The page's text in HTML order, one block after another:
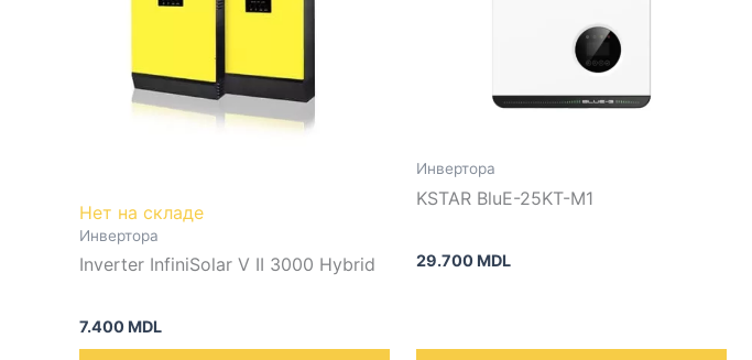
Нет на складе
Инвертора
Inverter InfiniSolar V II 3000 Hybrid
7.400 MDL
Инвертора
KSTAR BluE-25KT-M1
29.700 MDL